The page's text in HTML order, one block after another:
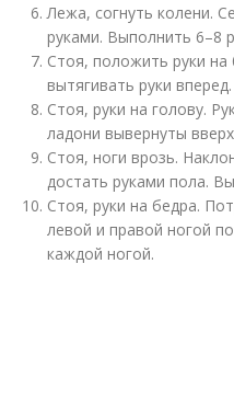
Лежа, согнуть колени.
руками. Выполнить 6–8
Стоя, положить руки на
вытягивать руки
Стоя, руки на голову.
ладони вывернуты
Стоя, ноги врозь.
достать руками пола.
Стоя, руки на бедра.
левой и правой ногой
каждой ногой.